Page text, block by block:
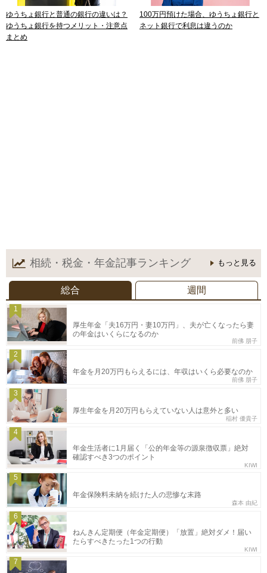
ゆうちょ銀行と普通の銀行の違いは？
ゆうちょ銀行を持つメリット・注意点
まとめ
100万円預けた場合、ゆうちょ銀行と
ネット銀行で利息は違うのか
相続・税金・年金記事ランキング もっと見る
総合 週間
1
厚生年金「夫16万円・妻10万円」、夫が亡くなったら妻
の年金はいくらになるのか
前佛 朋子
2
年金を月20万円もらえるには、年収はいくら必要なのか
前佛 朋子
3
厚生年金を月20万円もらえていない人は意外と多い
稲村 優貴子
4
年金生活者に1月届く「公的年金等の源泉徴収票」絶対
確認すべき3つのポイント
KIWI
5
年金保険料未納を続けた人の悲惨な末路
森本 由紀
6
ねんきん定期便（年金定期便）「放置」絶対ダメ！届い
たらすべきたった1つの行動
KIWI
7